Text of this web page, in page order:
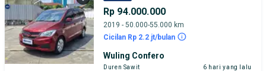
Rp 94.000.000
2019 - 50.000-55.000 km
Cicilan Rp 2.2 jt/bulan
Wuling Confero
Duren Sawit 6 hari yang lalu